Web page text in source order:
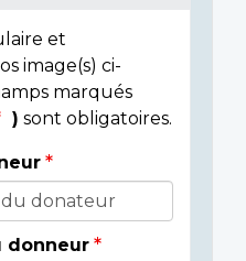
et
image(s) ci-
marqués
) sont obligatoires.
donneur